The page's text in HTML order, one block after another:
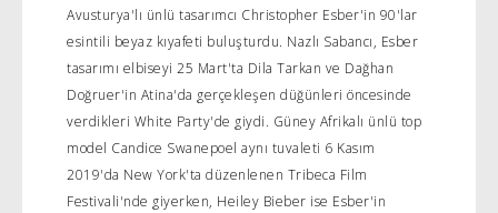
Avusturya'lı ünlü tasarımcı Christopher Esber'in 90'lar
esintili beyaz kıyafeti buluşturdu. Nazlı Sabancı, Esber
tasarımı elbiseyi 25 Mart'ta Dila Tarkan ve Dağhan
Doğruer'in Atina'da gerçekleşen düğünleri öncesinde
verdikleri White Party'de giydi. Güney Afrikalı ünlü top
model Candice Swanepoel aynı tuvaleti 6 Kasım
2019'da New York'ta düzenlenen Tribeca Film
Festivali'nde giyerken, Heiley Bieber ise Esber'in